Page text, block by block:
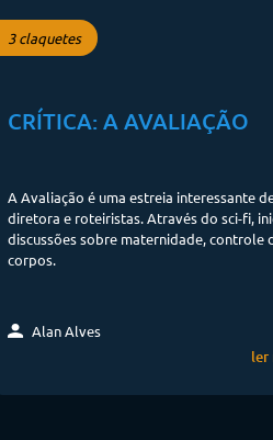
3 claquetes
CRÍTICA: A AVALIAÇÃO
A Avaliação é uma estreia interessante
diretora e roteiristas. Através do sci-fi,
discussões sobre maternidade, controle
corpos.
Alan Alves
ler